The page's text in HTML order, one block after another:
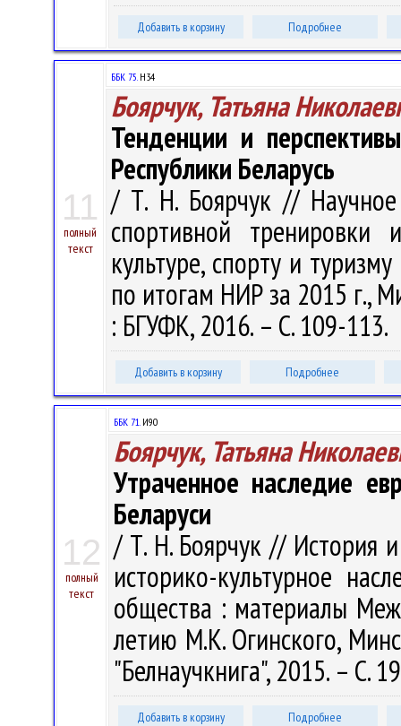
Добавить в корзину Подробнее
11
полный
текст
ББК 75.Н34
Боярчук, Татьяна
Тенденции и
Республики Беларусь
/ Т. Н. Боярчук // Научное
спортивной
культуре, спорту и
по итогам НИР за 2015 г.,
: БГУФК, 2016. – С. 109-113.
Добавить в корзину Подробнее
12
полный
текст
ББК 71.И90
Боярчук, Татьяна
Утраченное наследие
Беларуси
/ Т. Н. Боярчук // История
историко-культурное
общества : материалы
летию М.К. Огинского,
"Белнаучкнига", 2015. – С.
Добавить в корзину Подробнее